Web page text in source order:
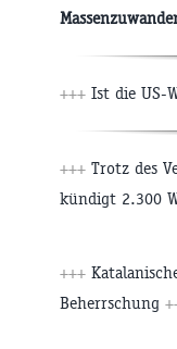
+++ Ist die US-
+++ Trotz des
kündigt 2.300
+++
Beherrschung